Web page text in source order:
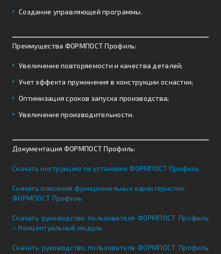
Создание управляющей программы.
Преимущества ФОРМПОСТ Профиль:
Увеличение повторяемости и качества деталей;
Учет эффекта пружинения в конструкции оснастки;
Оптимизация сроков запуска производства;
Увеличение производительности.
Документация ФОРМПОСТ Профиль:
Скачать инструкцию по установке ФОРМПОСТ Профиль
Скачать описание функциональных характеристик
ФОРМПОСТ Профиль
Скачать руководство пользователя ФОРМПОСТ Профиль
– Концептуальный модуль
Скачать руководство пользователя ФОРМПОСТ Профиль